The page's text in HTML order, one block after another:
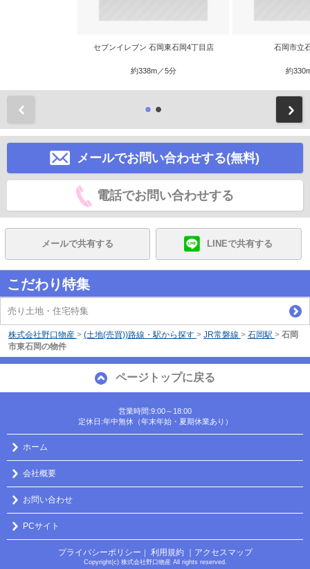
セブンイレブン 石岡東石岡4丁目店
約338m／5分
石岡市立
約
メールでお問い合わせする(無料)
電話でお問い合わせする
メールで共有する LINEで共有する
こだわり特集
売り土地・住宅特集
株式会社野口物産 > (土地(売買))路線・駅から探す > JR常磐線 > 石岡駅 > 石岡
市東石岡の物件
ページトップに戻る
営業時間:9:00～18:00
定休日:年中無休（年末年始・夏期休業あり）
ホーム
会社概要
お問い合わせ
PCサイト
プライバシーポリシー ｜ 利用規約 ｜アクセスマップ
Copyright(c) 株式会社野口物産 All rights reserved.